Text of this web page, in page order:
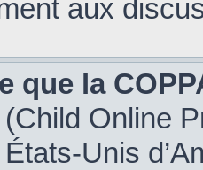
aux
que la
Online
Unis